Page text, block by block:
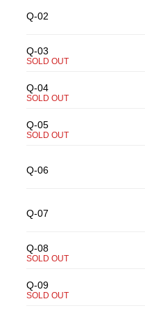
Q-02
Q-03
SOLD OUT
Q-04
SOLD OUT
Q-05
SOLD OUT
Q-06
Q-07
Q-08
SOLD OUT
Q-09
SOLD OUT